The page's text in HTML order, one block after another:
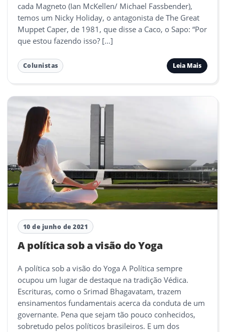
cada Magneto (Ian McKellen/ Michael Fassbender),
temos um Nicky Holiday, o antagonista de The Great
Muppet Caper, de 1981, que disse a Caco, o Sapo: “Por
que estou fazendo isso? […]
Colunistas Leia Mais
10 de junho de 2021
A política sob a visão do Yoga
A política sob a visão do Yoga A Política sempre
ocupou um lugar de destaque na tradição Védica.
Escrituras, como o Srimad Bhagavatam, trazem
ensinamentos fundamentais acerca da conduta de um
governante. Pena que sejam tão pouco conhecidos,
sobretudo pelos políticos brasileiros. E um dos